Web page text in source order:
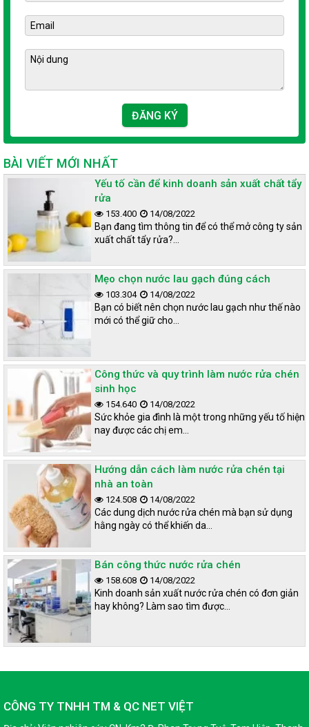
thời gian dài sẽ có nguy cơ ung thư da ở người. Vì vậy, để khắc
phục được điều đó, người ta bắt đầu chế tao ra những công
nghệ nước giặt hữu cơ.
Đến nay, công nghệ nước giặt hữu cơ được biết đến phổ biến
hơn và được sử dụng rộng rãi. Bởi, phải kể đến những công
dụng tuyệt vời mà công nghệ này mang lại cho người sử dụng.
An toàn cho da, tăng tuổi thọ cho thiết
bị giặt
Như đã tham khảo thành phần của công nghệ nước giặt hữu cơ,
đây là dòng sản phẩm không chứa NaOH. Vì thế không có khả
năng bào mòn da như nước giặt hay bột giặt thông thường.
Chính vì vậy không chỉ bảo vệ cho da tay mà giúp cho thiết bị
máy giặt cũng không bị ảnh hưởng xấu đi, kéo dài độ bền cho
Diệt vi khuẩn hiệu quả
nhưng kèm theo đó là những nồng độ chất hóa học cao để diệt
được vi khuẩn. Còn đối với công nghệ nước giặt hữu cơ sử
dụng tinh chất lên men tự nhiên. Những tinh chất này thường
được sử dụng từ cam, chanh, bưởi,… nên vừa dịu nhẹ, dễ chịu là
có khả năng kháng – diệt khuẩn siêu tốt. Đặc biệt đối với công
nghệ nước giặt hữu cơ hoàn toàn tốt cho trẻ em, những người
có làn da nhạy cảm.
Cách sử dụng tiện lợi và tiết kiệm được
nhiều chi phí
BÀI VIẾT MỚI NHẤT
Yếu tố cần để kinh doanh sản xuất chất tẩy
rửa
153.400 14/08/2022
Bạn đang tìm thông tin để có thể mở công ty sản
xuất chất tẩy rửa?…
Mẹo chọn nước lau gạch đúng cách
103.304 14/08/2022
Bạn có biết nên chọn nước lau gạch như thế nào
mới có thể giữ cho…
Công thức và quy trình làm nước rửa chén
sinh học
154.640 14/08/2022
Sức khỏe gia đình là một trong những yếu tố hiện
nay được các chị em…
Hướng dẫn cách làm nước rửa chén tại
nhà an toàn
124.508 14/08/2022
Các dung dịch nước rửa chén mà bạn sử dụng
hằng ngày có thể khiến da…
Bán công thức nước rửa chén
158.608 14/08/2022
Kinh doanh sản xuất nước rửa chén có đơn giản
hay không? Làm sao tìm được…
CÔNG TY TNHH TM & QC NET VIỆT